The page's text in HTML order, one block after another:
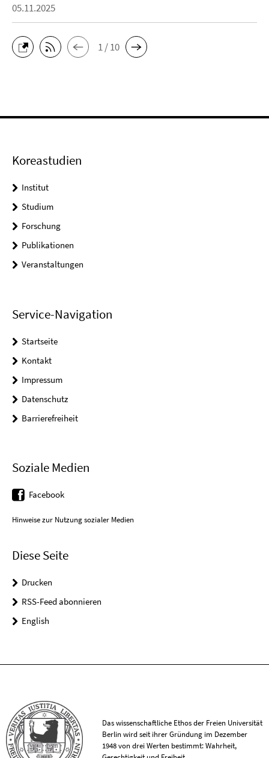
05.11.2025
1 / 10
Koreastudien
Institut
Studium
Forschung
Publikationen
Veranstaltungen
Service-Navigation
Startseite
Kontakt
Impressum
Datenschutz
Barrierefreiheit
Soziale Medien
Facebook
Hinweise zur Nutzung sozialer Medien
Diese Seite
Drucken
RSS-Feed abonnieren
English
Das wissenschaftliche Ethos der Freien Universität
Berlin wird seit ihrer Gründung im Dezember
1948 von drei Werten bestimmt: Wahrheit,